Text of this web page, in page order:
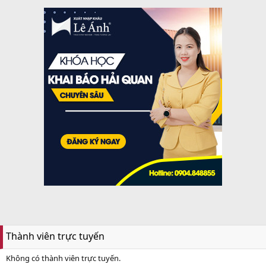
Thành viên trực tuyến
Không có thành viên trực tuyến.